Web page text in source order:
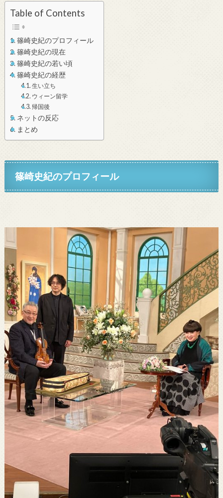
Table of Contents
篠崎史紀のプロフィール
篠崎史紀の現在
篠崎史紀の若い頃
篠崎史紀の経歴
生い立ち
ウィーン留学
帰国後
ネットの反応
まとめ
篠崎史紀のプロフィール